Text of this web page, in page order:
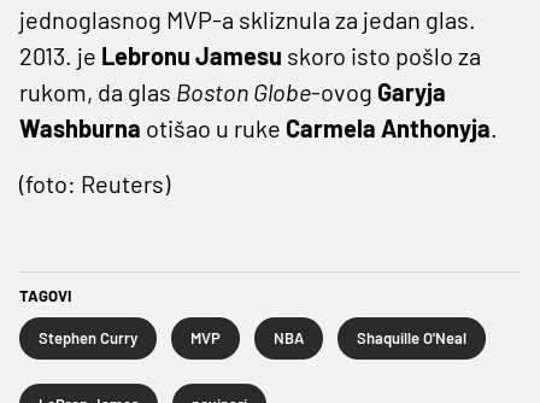
jednoglasnog MVP-a skliznula za jedan glas.
2013. je Lebronu Jamesu skoro isto pošlo za
rukom, da glas Boston Globe-ovog Garyja
Washburna otišao u ruke Carmela Anthonyja.
(foto: Reuters)
TAGOVI
Stephen Curry MVP NBA Shaquille O'Neal